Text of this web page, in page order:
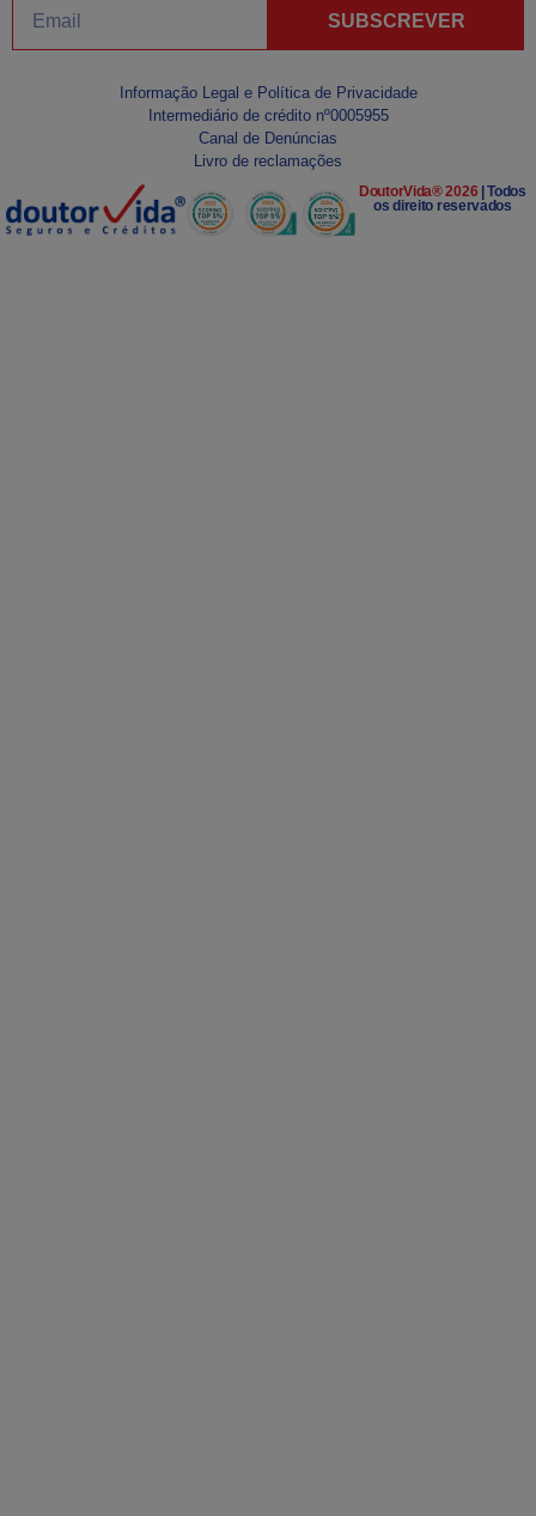
SUBSCREVER
Informação Legal e Política de Privacidade
Intermediário de crédito nº0005955
Canal de Denúncias
Livro de reclamações
DoutorVida® 2026 | Todos
os direito reservados